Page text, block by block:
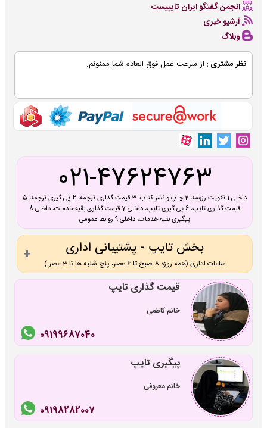
انجمن گفتگو ایران تایپیست
آرشیو خبری
وبلاگ
نظر مشتری : از سرعت عمل فوق العاده شما ممنونم.
021-47624763
داخلی 1 تقویت رزومه، 2 چاپ و نشر کتاب، 3 قیمت گذاری ترجمه، 4 پی گیری ترجمه، 5
قیمت گذاری تایپ، 6 پی گیری تایپ، داخلی 7 قیمت گذاری بقیه خدمات، داخلی 8
پیگیری بقیه خدمات، داخلی 9 روابط عمومی
بخش تایپ - پشتیبانی اداری
ساعات اداری (همه روزه 8 صبح تا 6 عصر، پنج شنبه ها تا 3 عصر )
قیمت گذاری تایپ
خانم کاظمی
09199687040
پیگیری تایپ
خانم معروفی
09198282007